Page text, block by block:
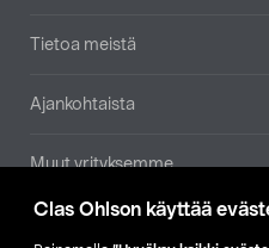
Clas Ohlson käyttää
Tietoa meistä
Ajankohtaista
Muut yrityksemme
Etsi